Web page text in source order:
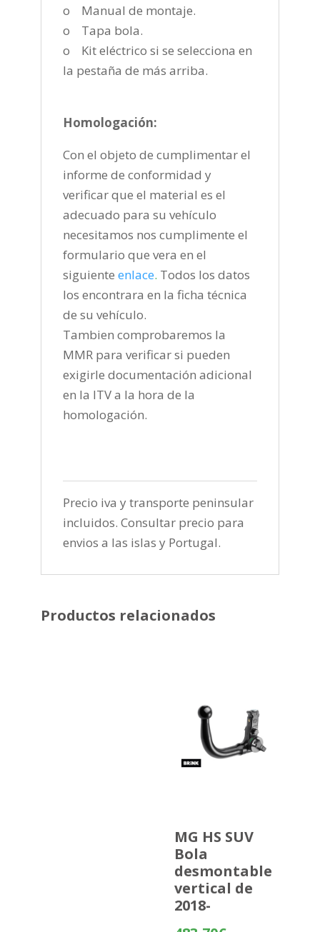
o Manual de montaje.
o Tapa bola.
o Kit eléctrico si se selecciona en
la pestaña de más arriba.
Homologación:
Con el objeto de cumplimentar el
informe de conformidad y
verificar que el material es el
adecuado para su vehículo
necesitamos nos cumplimente el
formulario que vera en el
siguiente enlace. Todos los datos
los encontrara en la ficha técnica
de su vehículo.
Tambien comprobaremos la
MMR para verificar si pueden
exigirle documentación adicional
en la ITV a la hora de la
homologación.
Precio iva y transporte peninsular
incluidos. Consultar precio para
envios a las islas y Portugal.
Productos relacionados
MG HS SUV
Bola
desmontable
vertical de
2018-